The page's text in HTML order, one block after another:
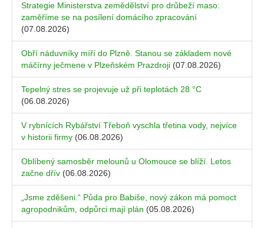
Strategie Ministerstva zemědělství pro drůbeží maso:
zaměříme se na posílení domácího zpracování
(07.08.2026)
Obří náduvníky míří do Plzně. Stanou se základem nové
máčírny ječmene v Plzeňském Prazdroji (07.08.2026)
Tepelný stres se projevuje už při teplotách 28 °C
(06.08.2026)
V rybnících Rybářství Třeboň vyschla třetina vody, nejvíce
v historii firmy (06.08.2026)
Oblíbený samosběr melounů u Olomouce se blíží. Letos
začne dřív (06.08.2026)
„Jsme zděšeni.“ Půda pro Babiše, nový zákon má pomoct
agropodnikům, odpůrci mají plán (05.08.2026)